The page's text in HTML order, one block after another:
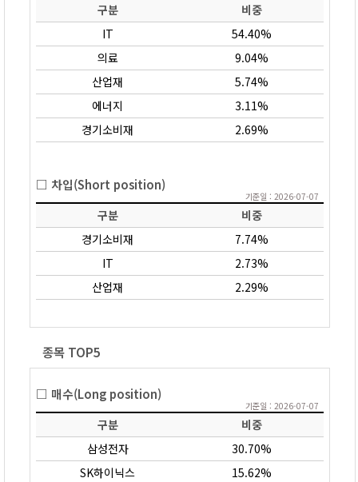
구분
비중
IT
54.40%
의료
9.04%
산업재
5.74%
에너지
3.11%
경기소비재
2.69%
□ 차입(Short position)
기준일 : 2026-07-07
구분
비중
경기소비재
7.74%
IT
2.73%
산업재
2.29%
종목 TOP5
□ 매수(Long position)
기준일 : 2026-07-07
구분
비중
삼성전자
30.70%
SK하이닉스
15.62%